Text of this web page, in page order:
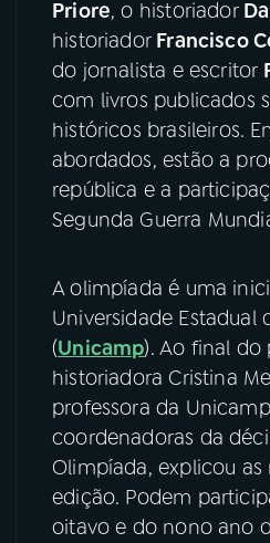
TikTok
Priore, o historiador
historiador Francisco
do jornalista e escritor
com livros publicados
históricos brasileiros.
abordados, estão a
república e a
Segunda Guerra
A olimpíada é uma
Universidade Estadual
(Unicamp). Ao final do
historiadora Cristina
professora da
coordenadoras da
Olimpíada, explicou as
edição. Podem
oitavo e do nono ano